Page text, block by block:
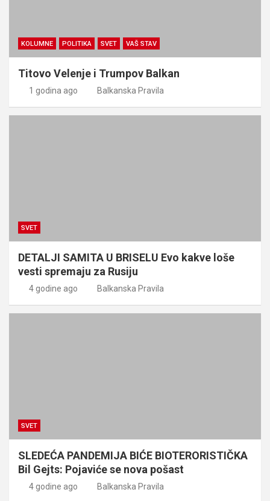
KOLUMNE POLITIKA SVET VAŠ STAV
Titovo Velenje i Trumpov Balkan
1 godina ago Balkanska Pravila
SVET
DETALJI SAMITA U BRISELU Evo kakve loše
vesti spremaju za Rusiju
4 godine ago Balkanska Pravila
SVET
SLEDEĆA PANDEMIJA BIĆE BIOTERORISTIČKA
Bil Gejts: Pojaviće se nova pošast
4 godine ago Balkanska Pravila